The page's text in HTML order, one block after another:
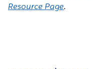
Resource Page.